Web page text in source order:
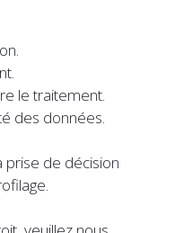
le traitement.
des données.
prise de décision